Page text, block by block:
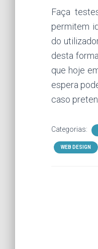
Faça
permitem
do
desta
que hoje
espera
caso
Categorias:
WEB DESIGN